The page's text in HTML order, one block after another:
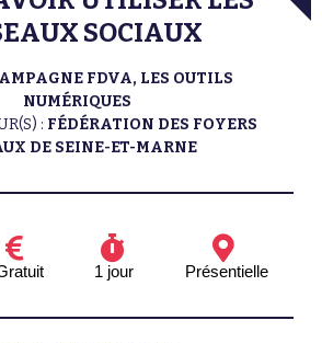
SOCIAUX
FDVA, LES OUTILS
NUMÉRIQUES
: FÉDÉRATION DES FOYERS
DE SEINE-ET-MARNE
1 jour Présentielle